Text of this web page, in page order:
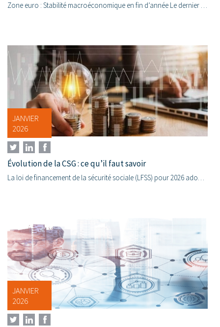
Zone euro : Stabilité macroéconomique en fin d’année Le dernier mois de l’année n’apporte que peu de changements dans l’analyse de la conjoncture de la zone euro. Les enquêtes avancées confirment...
JANVIER
2026
Évolution de la CSG : ce qu’il faut savoir
La loi de financement de la sécurité sociale (LFSS) pour 2026 adoptée le 16 décembre 2025 prévoit, à partir du 1er janvier 2026, une hausse...
JANVIER
2026